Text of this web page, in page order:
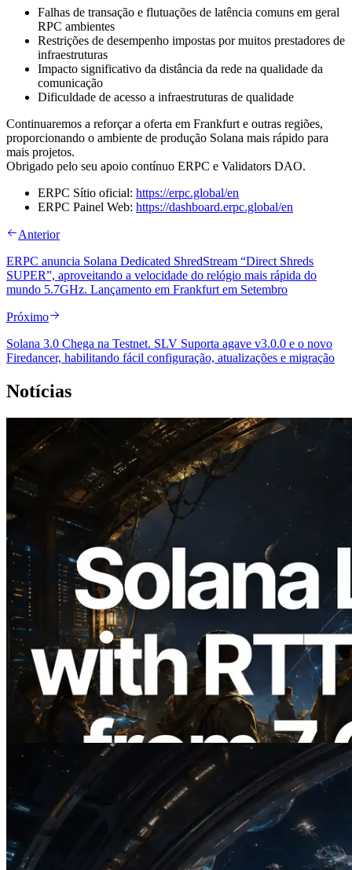
Falhas de transação e flutuações de latência comuns em geral
RPC ambientes
Restrições de desempenho impostas por muitos prestadores de
infraestruturas
Impacto significativo da distância da rede na qualidade da
comunicação
Dificuldade de acesso a infraestruturas de qualidade
Continuaremos a reforçar a oferta em Frankfurt e outras regiões,
proporcionando o ambiente de produção Solana mais rápido para
mais projetos.
Obrigado pelo seu apoio contínuo ERPC e Validators DAO.
ERPC Sítio oficial: https://erpc.global/en
ERPC Painel Web: https://dashboard.erpc.global/en
Anterior
ERPC anuncia Solana Dedicated ShredStream “Direct Shreds
SUPER”, aproveitando a velocidade do relógio mais rápida do
mundo 5.7GHz. Lançamento em Frankfurt em Setembro
Próximo
Solana 3.0 Chega na Testnet. SLV Suporta agave v3.0.0 e o novo
Firedancer, habilitando fácil configuração, atualizações e migração
Notícias
2026.08.05
ERPC expande a Solana Leader Slot API
com medição de ping a partir de 7 regiões
globais — Validators Information API
também lançada